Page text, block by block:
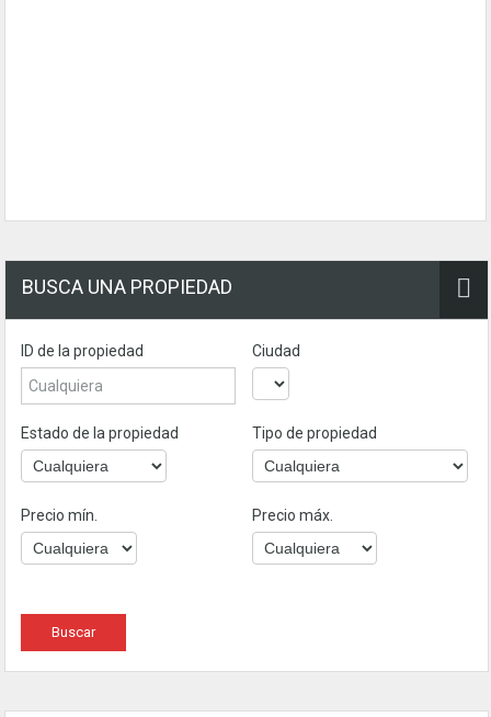
BUSCA UNA PROPIEDAD
ID de la propiedad Ciudad
Estado de la propiedad Tipo de propiedad
Precio mín. Precio máx.